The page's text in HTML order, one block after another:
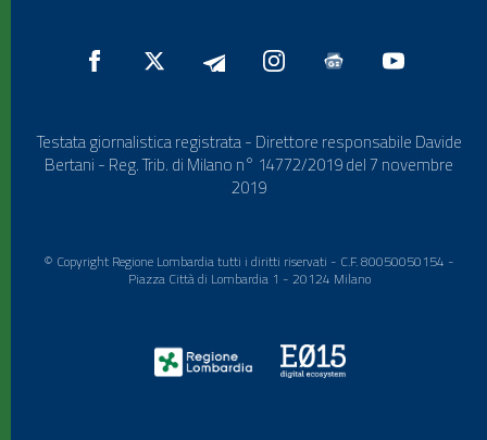
Testata giornalistica registrata - Direttore responsabile Davide
Bertani - Reg. Trib. di Milano n° 14772/2019 del 7 novembre
2019
© Copyright Regione Lombardia tutti i diritti riservati - C.F. 80050050154 -
Piazza Città di Lombardia 1 - 20124 Milano